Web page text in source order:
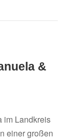
&
im Landkreis
einer großen